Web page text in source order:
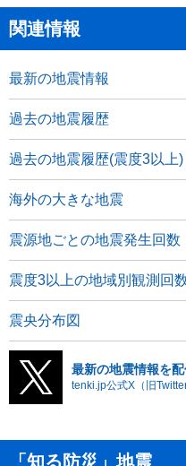
関連情報
最新の地震情報
過去の地震履歴
過去の地震履歴(震度3以上)
海外の大きな地震
震源地ごとの地震発生回数
震度3以上の地域別観測回
震央分布図
最新の地震情報を
tenki.jp公式X（旧
「知る防災」地震